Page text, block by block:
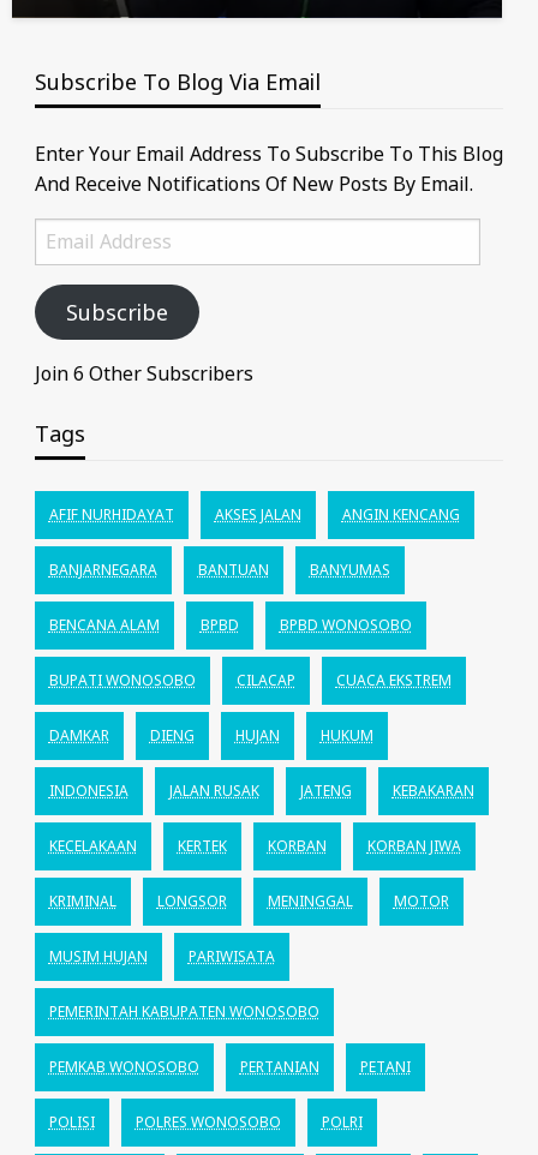
Subscribe To Blog Via Email
Enter Your Email Address To Subscribe To This Blog
And Receive Notifications Of New Posts By Email.
Email
Address
Subscribe
Join 6 Other Subscribers
Tags
AFIF NURHIDAYAT AKSES JALAN ANGIN KENCANG
BANJARNEGARA BANTUAN BANYUMAS
BENCANA ALAM BPBD BPBD WONOSOBO
BUPATI WONOSOBO CILACAP CUACA EKSTREM
DAMKAR DIENG HUJAN HUKUM
INDONESIA JALAN RUSAK JATENG KEBAKARAN
KECELAKAAN KERTEK KORBAN KORBAN JIWA
KRIMINAL LONGSOR MENINGGAL MOTOR
MUSIM HUJAN PARIWISATA
PEMERINTAH KABUPATEN WONOSOBO
PEMKAB WONOSOBO PERTANIAN PETANI
POLISI POLRES WONOSOBO POLRI